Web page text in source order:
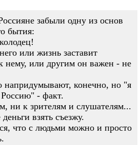
забыли одну из основ
бытия:
или жизнь заставит
нему, или другим он важен - не
напридумывают, конечно, но "я
- факт.
ни к зрителям и слушателям...
взять съезжу.
что с людьми можно и просто